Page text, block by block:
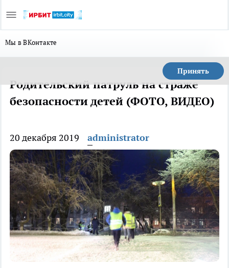
Мы в ВКонтакте
Принять
Родительский патруль на страже
безопасности детей (ФОТО, ВИДЕО)
20 декабря 2019 administrator